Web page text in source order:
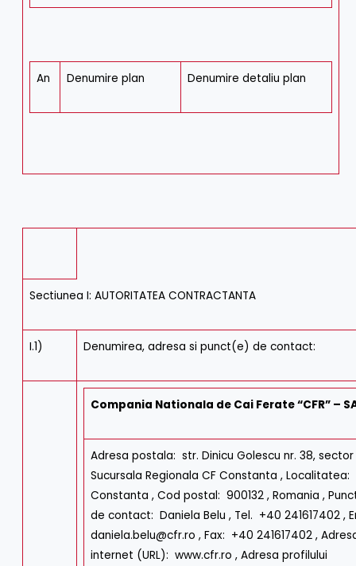
An Denumire plan Denumire detaliu plan
Sectiunea I: AUTORITATEA CONTRACTANTA
I.1) Denumirea, adresa si punct(e) de contact:
Compania Nationala de Cai Ferate “CFR” –
Adresa postala: str. Dinicu Golescu nr. 38, sector
Sucursala Regionala CF Constanta , Localitatea:
Constanta , Cod postal: 900132 , Romania ,
de contact: Daniela Belu , Tel. +40 241617402 ,
daniela.belu@cfr.ro , Fax: +40 241617402 ,
internet (URL): www.cfr.ro , Adresa profilului